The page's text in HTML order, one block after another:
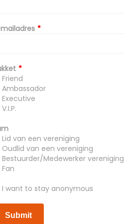
Friend
Ambassador
Executive
V.I.P.
Lid van een vereniging
Oudlid van een vereniging
Bestuurder/Medewerker vereniging
Fan
I want to stay anonymous
Submit